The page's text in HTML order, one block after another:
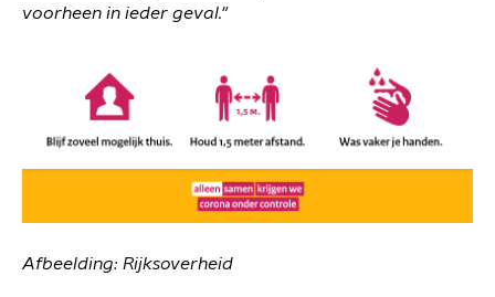
voorheen in ieder geval."
Afbeelding: Rijksoverheid